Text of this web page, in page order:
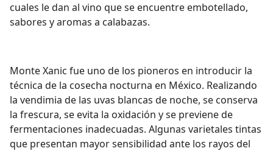
cuales le dan al vino que se encuentre embotellado,
sabores y aromas a calabazas.
Monte Xanic fue uno de los pioneros en introducir la
técnica de la cosecha nocturna en México. Realizando
la vendimia de las uvas blancas de noche, se conserva
la frescura, se evita la oxidación y se previene de
fermentaciones inadecuadas. Algunas varietales tintas
que presentan mayor sensibilidad ante los rayos del